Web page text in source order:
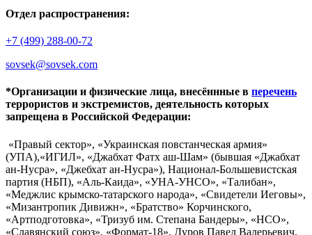
Отдел распространения:
+7 (499) 288-00-72
sovsek@sovsek.com
*Организации и физические лица, внесённные в перечень
террористов и экстремистов, деятельность которых
запрещена в Российской Федерации:
«Правый сектор», «Украинская повстанческая армия»
(УПА),«ИГИЛ», «Джабхат Фатх аш-Шам» (бывшая «Джабхат
ан-Нусра», «Джебхат ан-Нусра»), Национал-Большевистская
партия (НБП), «Аль-Каида», «УНА-УНСО», «Талибан»,
«Меджлис крымско-татарского народа», «Свидетели Иеговы»,
«Мизантропик Дивижн», «Братство» Корчинского,
«Артподготовка», «Тризуб им. Степана Бандеры», «НСО»,
«Славянский союз», «Формат-18», Дуров Павел Валерьевич.